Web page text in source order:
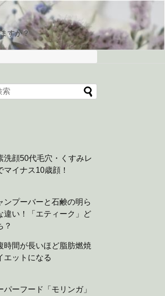
すか？
洗顔50代毛穴・くすみレ
マイナス10歳顔！
ンプーバーと石鹸の明ら
違い！「エティーク」ど
？
時間が長いほど脂肪燃焼
エットになる
パーフード「モリンガ」